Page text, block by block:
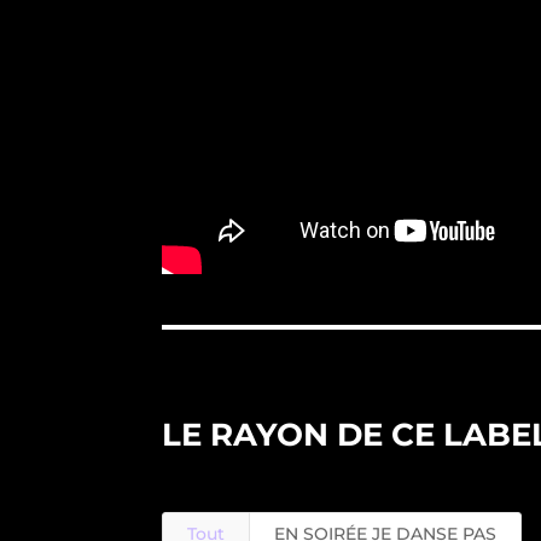
LE RAYON DE CE
Tout EN SOIRÉE JE DANSE PAS